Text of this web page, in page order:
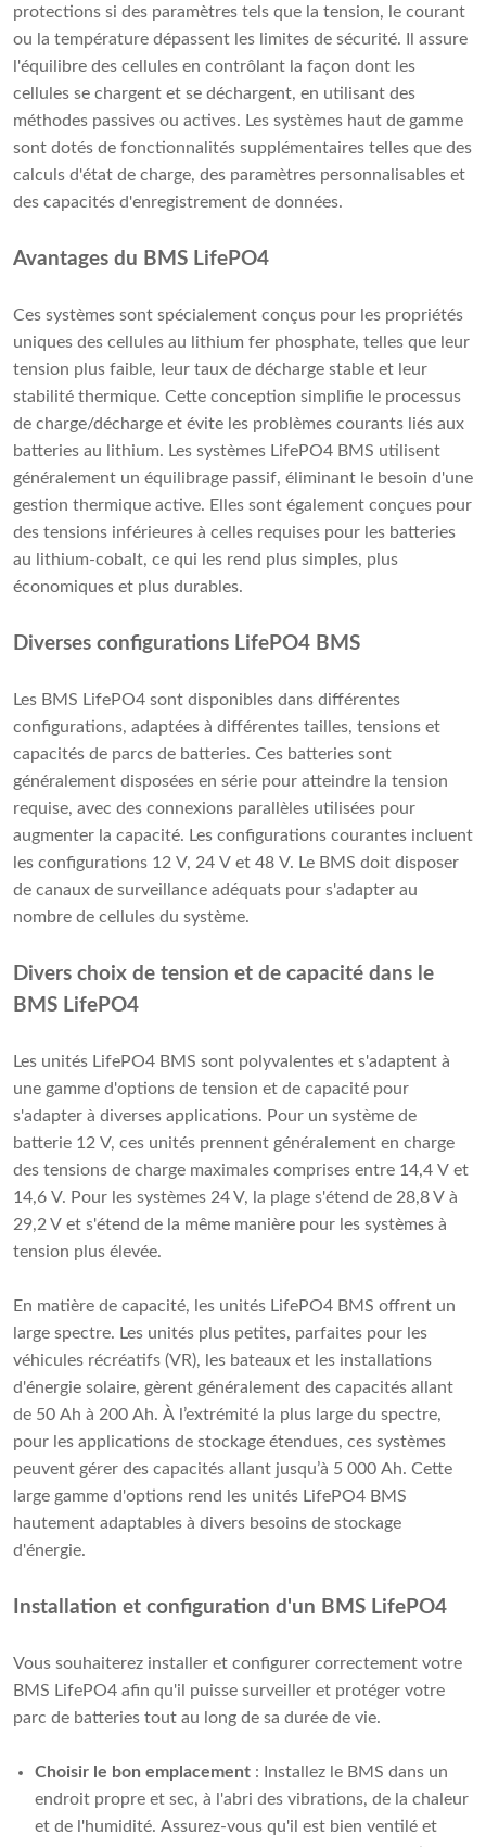
protections si des paramètres tels que la tension, le courant
ou la température dépassent les limites de sécurité. Il assure
l'équilibre des cellules en contrôlant la façon dont les
cellules se chargent et se déchargent, en utilisant des
méthodes passives ou actives. Les systèmes haut de gamme
sont dotés de fonctionnalités supplémentaires telles que des
calculs d'état de charge, des paramètres personnalisables et
des capacités d'enregistrement de données.
Avantages du BMS LifePO4
Ces systèmes sont spécialement conçus pour les propriétés
uniques des cellules au lithium fer phosphate, telles que leur
tension plus faible, leur taux de décharge stable et leur
stabilité thermique. Cette conception simplifie le processus
de charge/décharge et évite les problèmes courants liés aux
batteries au lithium. Les systèmes LifePO4 BMS utilisent
généralement un équilibrage passif, éliminant le besoin d'une
gestion thermique active. Elles sont également conçues pour
des tensions inférieures à celles requises pour les batteries
au lithium-cobalt, ce qui les rend plus simples, plus
économiques et plus durables.
Diverses configurations LifePO4 BMS
Les BMS LifePO4 sont disponibles dans différentes
configurations, adaptées à différentes tailles, tensions et
capacités de parcs de batteries. Ces batteries sont
généralement disposées en série pour atteindre la tension
requise, avec des connexions parallèles utilisées pour
augmenter la capacité. Les configurations courantes incluent
les configurations 12 V, 24 V et 48 V. Le BMS doit disposer
de canaux de surveillance adéquats pour s'adapter au
nombre de cellules du système.
Divers choix de tension et de capacité dans le
BMS LifePO4
Les unités LifePO4 BMS sont polyvalentes et s'adaptent à
une gamme d'options de tension et de capacité pour
s'adapter à diverses applications. Pour un système de
batterie 12 V, ces unités prennent généralement en charge
des tensions de charge maximales comprises entre 14,4 V et
14,6 V. Pour les systèmes 24 V, la plage s'étend de 28,8 V à
29,2 V et s'étend de la même manière pour les systèmes à
tension plus élevée.
En matière de capacité, les unités LifePO4 BMS offrent un
large spectre. Les unités plus petites, parfaites pour les
véhicules récréatifs (VR), les bateaux et les installations
d'énergie solaire, gèrent généralement des capacités allant
de 50 Ah à 200 Ah. À l’extrémité la plus large du spectre,
pour les applications de stockage étendues, ces systèmes
peuvent gérer des capacités allant jusqu’à 5 000 Ah. Cette
large gamme d'options rend les unités LifePO4 BMS
hautement adaptables à divers besoins de stockage
d'énergie.
Installation et configuration d'un BMS LifePO4
Vous souhaiterez installer et configurer correctement votre
BMS LifePO4 afin qu'il puisse surveiller et protéger votre
parc de batteries tout au long de sa durée de vie.
Choisir le bon emplacement : Installez le BMS dans un
endroit propre et sec, à l'abri des vibrations, de la chaleur
et de l'humidité. Assurez-vous qu'il est bien ventilé et